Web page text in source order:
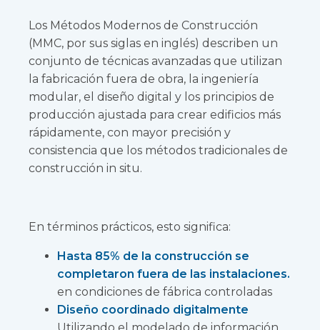
Los Métodos Modernos de Construcción
(MMC, por sus siglas en inglés) describen un
conjunto de técnicas avanzadas que utilizan
la fabricación fuera de obra, la ingeniería
modular, el diseño digital y los principios de
producción ajustada para crear edificios más
rápidamente, con mayor precisión y
consistencia que los métodos tradicionales de
construcción in situ.
En términos prácticos, esto significa:
Hasta 85% de la construcción se
completaron fuera de las instalaciones.
en condiciones de fábrica controladas
Diseño coordinado digitalmente